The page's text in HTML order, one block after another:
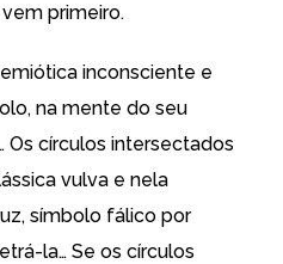
primeiro.
inconsciente e
na mente do seu
Os círculos intersectados
vulva e nela
símbolo fálico por
la… Se os círculos